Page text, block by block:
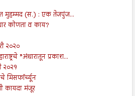
मुहम्मद (स.) : एक तेजपुंज...
कोणता व काय?
२०२०
”अंधारातून प्रकाश...
२०२१
मिसफॉर्च्यून
कायदा मंजूर